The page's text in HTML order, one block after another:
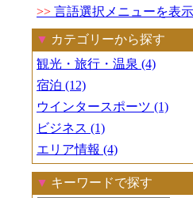
>> 言語選択メニューを表示
▼ カテゴリーから探す
観光・旅行・温泉 (4)
宿泊 (12)
ウインタースポーツ (1)
ビジネス (1)
エリア情報 (4)
▼ キーワードで探す